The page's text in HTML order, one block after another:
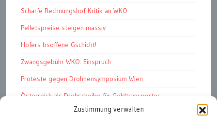
Zustimmung verwalten
Scharfe Rechnungshof-Kritik an WKO
Pelletspreise steigen massiv
Hofers bsoffene Gschicht!
Zwangsgebühr WKO: Einspruch
Proteste gegen Drohnensymposium Wien
Österreich als Drehscheibe für Geldtransporter
Financial Stability Report der OeNB 2026